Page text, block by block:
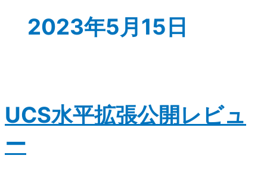
2023年5月15日
UCS水平拡張公開レビュ
ー